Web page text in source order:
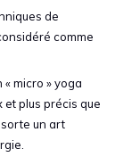
de
comme
micro » yoga
plus précis que
un art